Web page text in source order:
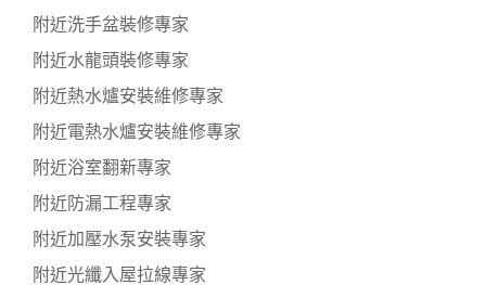
附近洗手盆裝修專家
附近水龍頭裝修專家
附近熱水爐安裝維修專家
附近電熱水爐安裝維修專家
附近浴室翻新專家
附近防漏工程專家
附近加壓水泵安裝專家
附近光纖入屋拉線專家